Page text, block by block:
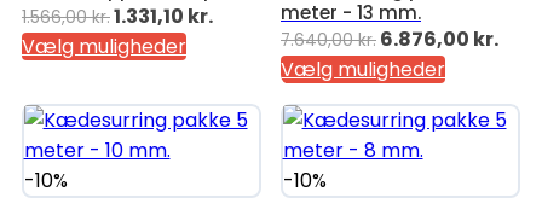
1.566,00kr.Den
oprindelige
var:
1.566,00 kr..
1.331,10 kr.Den
aktuelle
er:
1.331,10 kr..
Vælg muligheder
meter - 13 mm.
7.640,00kr. Den
oprindelige
pris
var:
7.640,00 kr..
6.876,00 kr.Den
pris
er:
Vælg muligheder
-10% -10%